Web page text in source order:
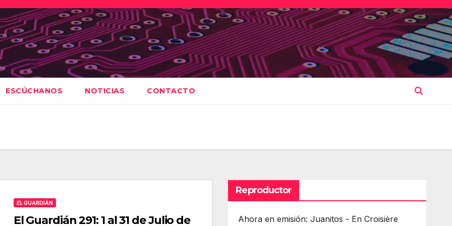
ESCÚCHANOS NOTICIAS CONTACTO
EL GUARDIÁN
El Guardián 291: 1 al 31 de Julio de
Reproductor
Ahora en emisión: Juanitos - En Croisière